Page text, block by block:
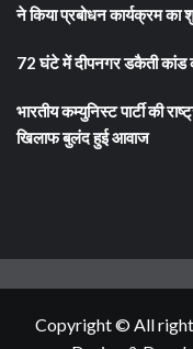
ने किया प्रबोधन कार्यक्रम का
72 घंटे में दीपनगर डकैती कांड
भारतीय कम्युनिस्ट पार्टी की
खिलाफ बुलंद हुई आवाज
Copyright © All